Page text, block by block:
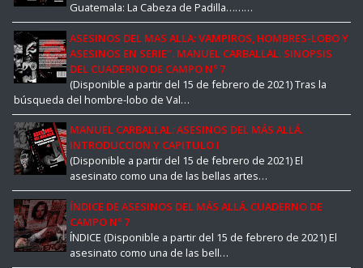
Guatemala: La Cabeza de Padilla………
ASESINOS DEL MAS ALLA: VAMPIROS, HOMBRES-LOBO Y
ASESINOS EN SERIE". MANUEL CARBALLAL. SINOPSIS
DEL CUADERNO DE CAMPO Nº 7
(Disponible a partir del 15 de febrero de 2021) Tras la
búsqueda del hombre-lobo de Val…
MANUEL CARBALLAL: ASESINOS DEL MÁS ALLÁ.
INTRODUCCION Y CAPITULO I
(Disponible a partir del 15 de febrero de 2021) El
asesinato como una de las bellas artes…
ÍNDICE DE ASESINOS DEL MÁS ALLÁ. CUADERNO DE
CAMPO Nº 7
ÍNDICE (Disponible a partir del 15 de febrero de 2021) El
asesinato como una de las bell…